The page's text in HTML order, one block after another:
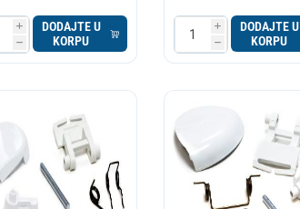
i
h
DODAJTE U
KORPU
i
h
DODAJTE U
KORPU